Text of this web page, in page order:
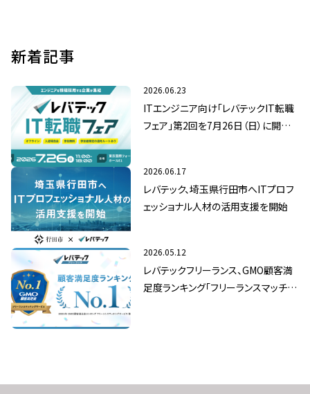
新着記事
2026.06.23
ITエンジニア向け「レバテックIT転職
フェア」第2回を7月26日（日）に開催
2026.06.17
レバテック、埼玉県行田市へITプロフ
ェッショナル人材の活用支援を開始
2026.05.12
レバテックフリーランス、GMO顧客満
足度ランキング「フリーランスマッチン